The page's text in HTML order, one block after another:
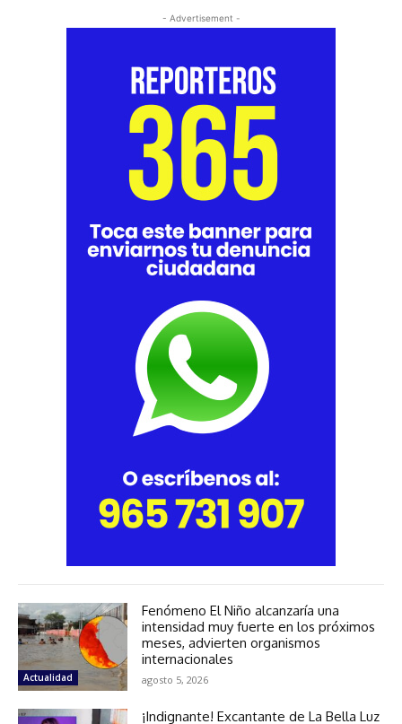
- Advertisement -
Actualidad
Fenómeno El Niño alcanzaría una
intensidad muy fuerte en los próximos
meses, advierten organismos
internacionales
agosto 5, 2026
¡Indignante! Excantante de La Bella Luz